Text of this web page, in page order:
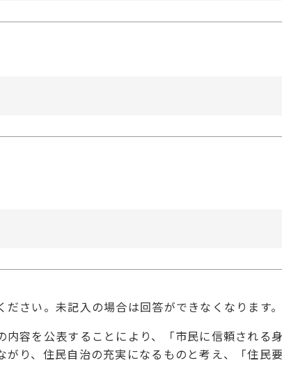
さい。未記入の場合は回答ができなくなります
容を公表することにより、「市民に信頼される
り、住民自治の充実になるものと考え、「住民